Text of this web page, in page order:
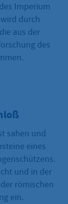
Imperium
durch
aus der
des
sahen und
eines
und in der
römischen
ein.